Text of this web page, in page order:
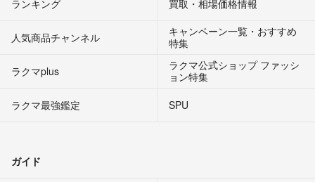
ランキング 買取・相場価格情報
人気商品チャンネル
キャンペーン一覧・おすすめ
特集
ラクマplus
ラクマ公式ショップ ファッシ
ョン特集
ラクマ最強鑑定
SPU
ガイド